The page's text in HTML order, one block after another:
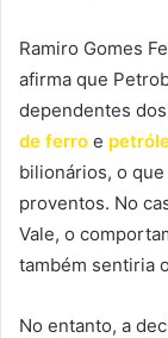
Ramiro Gomes
afirma que
dependentes
de ferro e
bilionários, o
proventos. No
Vale, o
também sentiria
No entanto, a